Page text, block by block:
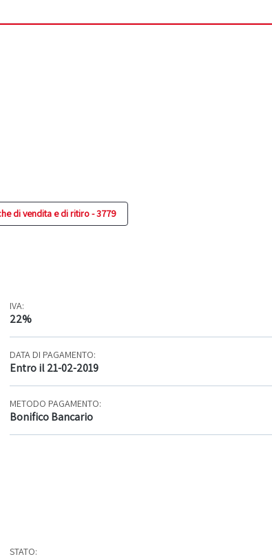
di vendita e di ritiro - 3779
IVA:
22%
DATA DI PAGAMENTO:
Entro il 21-02-2019
METODO PAGAMENTO:
Bonifico Bancario
STATO: